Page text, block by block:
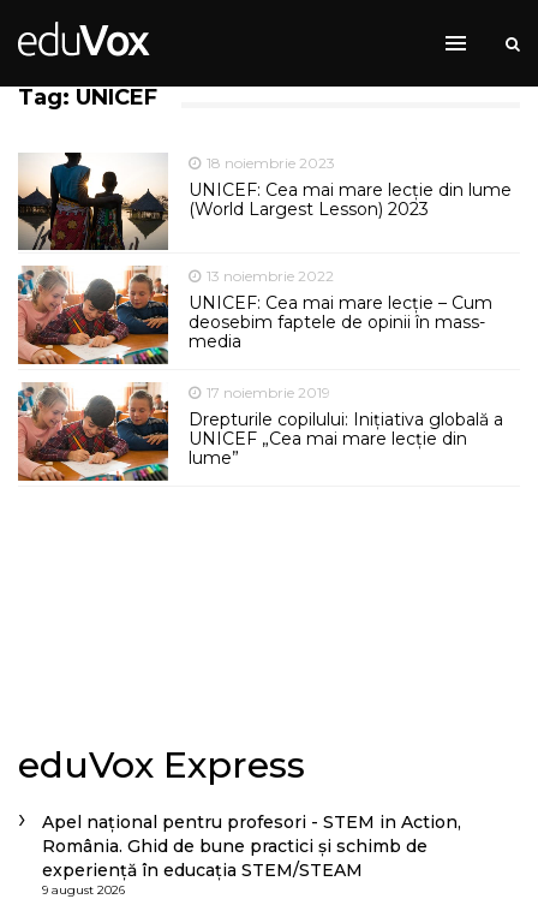
Tag: UNICEF
18 noiembrie 2023
UNICEF: Cea mai mare lecție din lume
(World Largest Lesson) 2023
13 noiembrie 2022
UNICEF: Cea mai mare lecție – Cum
deosebim faptele de opinii în mass-
media
17 noiembrie 2019
Drepturile copilului: Inițiativa globală a
UNICEF „Cea mai mare lecție din
lume”
eduVox Express
Apel național pentru profesori - STEM in Action,
România. Ghid de bune practici și schimb de
experiență în educația STEM/STEAM
9 august 2026